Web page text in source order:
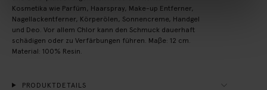
Kosmetika wie Parfüm, Haarspray, Make-up Entferner,
Nagellackentferner, Körperölen, Sonnencreme, Handgel
und Deo. Vor allem Chlor kann den Schmuck dauerhaft
schädigen oder zu Verfärbungen führen. Maβe: 12 cm.
Material: 100% Resin.
PRODUKTDETAILS